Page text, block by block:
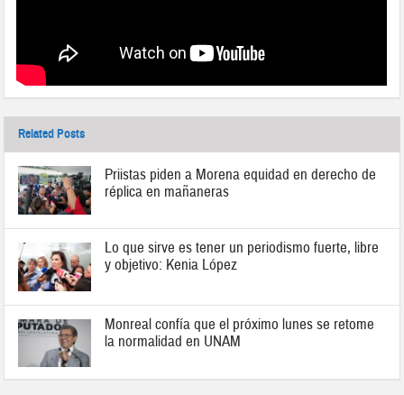
Related Posts
Priistas piden a Morena equidad en derecho de
réplica en mañaneras
Lo que sirve es tener un periodismo fuerte, libre
y objetivo: Kenia López
Monreal confía que el próximo lunes se retome
la normalidad en UNAM